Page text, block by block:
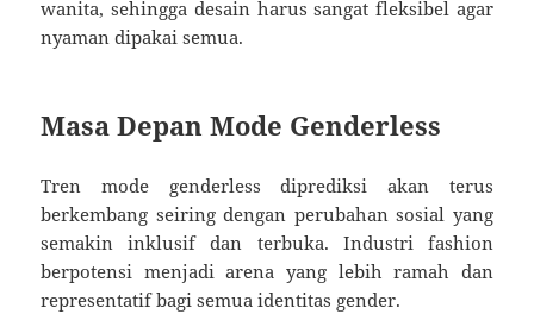
wanita, sehingga desain harus sangat fleksibel agar
nyaman dipakai semua.
Masa Depan Mode Genderless
Tren mode genderless diprediksi akan terus
berkembang seiring dengan perubahan sosial yang
semakin inklusif dan terbuka. Industri fashion
berpotensi menjadi arena yang lebih ramah dan
representatif bagi semua identitas gender.